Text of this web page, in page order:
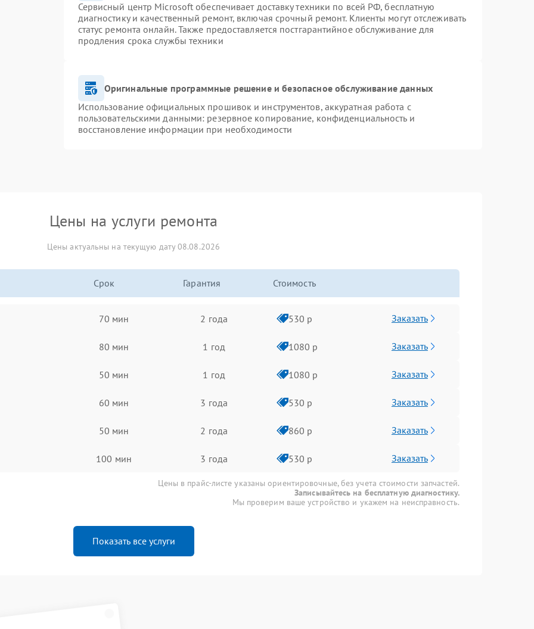
Сервисный центр Microsoft обеспечивает доставку техники по всей РФ, бесплатную
диагностику и качественный ремонт, включая срочный ремонт. Клиенты могут отслеживать
статус ремонта онлайн. Также предоставляется постгарантийное обслуживание для
продления срока службы техники
Оригинальные программные решение и безопасное обслуживание данных
Использование официальных прошивок и инструментов, аккуратная работа с
пользовательскими данными: резервное копирование, конфиденциальность и
восстановление информации при необходимости
Цены на услуги ремонта
Цены актуальны на текущую дату 08.08.2026
Срок Гарантия Стоимость
70 мин 2 года 530 р Заказать
80 мин 1 год 1080 р Заказать
50 мин 1 год 1080 р Заказать
60 мин 3 года 530 р Заказать
50 мин 2 года 860 р Заказать
100 мин 3 года 530 р Заказать
Цены в прайс-листе указаны ориентировочные, без учета стоимости запчастей.
Записывайтесь на бесплатную диагностику.
Мы проверим ваше устройство и укажем на неисправность.
Показать все услуги